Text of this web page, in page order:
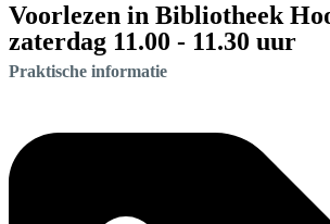
Voorlezen in Bibliotheek
zaterdag 11.00 - 11.30 uur
Praktische informatie